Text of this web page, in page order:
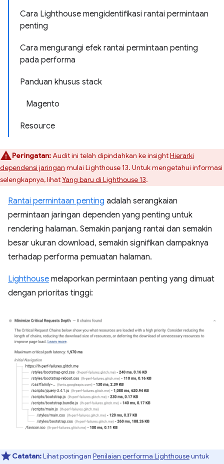
Cara Lighthouse mengidentifikasi rantai permintaan
penting
Cara mengurangi efek rantai permintaan penting
pada performa
Panduan khusus stack
Magento
Resource
Peringatan:Audit ini telah dipindahkan ke insightHierarki
dependensi jaringan mulai Lighthouse 13. Untuk mengetahui informasi
selengkapnya, lihatYang baru di Lighthouse 13.
Rantai permintaan penting adalah serangkaian
permintaan jaringan dependen yang penting untuk
rendering halaman. Semakin panjang rantai dan semakin
besar ukuran download, semakin signifikan dampaknya
terhadap performa pemuatan halaman.
Lighthouse melaporkan permintaan penting yang dimuat
dengan prioritas tinggi:
Catatan:Lihat postingan Penilaian performa Lighthouseuntuk